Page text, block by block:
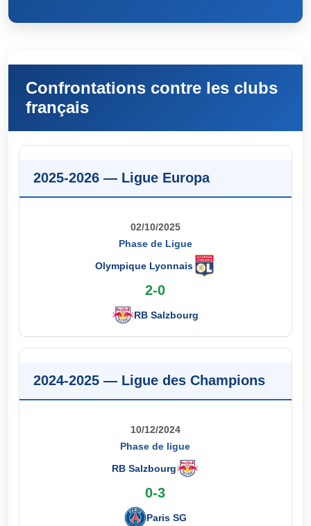
Confrontations contre les clubs
français
2025-2026 — Ligue Europa
02/10/2025
Phase de Ligue
Olympique Lyonnais
2-0
RB Salzbourg
2024-2025 — Ligue des Champions
10/12/2024
Phase de ligue
RB Salzbourg
0-3
Paris SG